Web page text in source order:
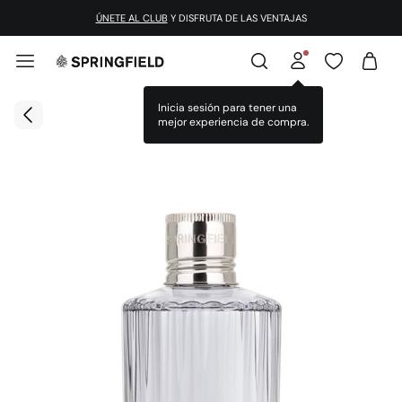
ÚNETE AL CLUB Y DISFRUTA DE LAS VENTAJAS
Inicia sesión para tener una
mejor experiencia de compra.